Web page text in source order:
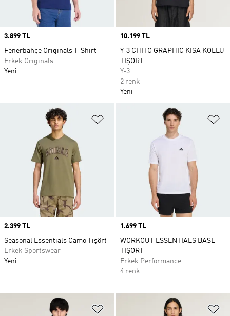
Price
3.899 TL
Fenerbahçe Originals T-Shirt
Erkek Originals
Yeni
Price
10.199 TL
Y-3 CHITO GRAPHIC KISA KOLLU
TİŞÖRT
Y-3
2 renk
Yeni
Favori Listesine Ekle
Price
2.399 TL
Seasonal Essentials Camo Tişört
Erkek Sportswear
Yeni
Price
1.699 TL
WORKOUT ESSENTIALS BASE
TİŞÖRT
Erkek Performance
4 renk
Favori Listesine Ekle